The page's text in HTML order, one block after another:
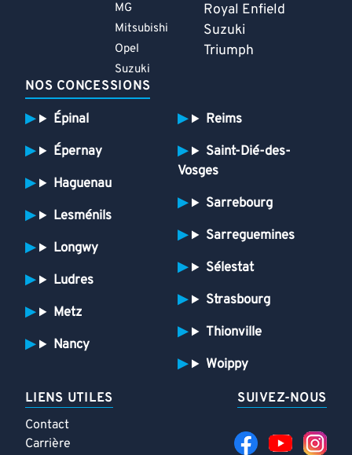
MG
Mitsubishi
Opel
Suzuki
Royal Enfield
Suzuki
Triumph
NOS CONCESSIONS
Épinal
Épernay
Haguenau
Lesménils
Longwy
Ludres
Metz
Nancy
Reims
Saint-Dié-des-
Vosges
Sarrebourg
Sarreguemines
Sélestat
Strasbourg
Thionville
Woippy
LIENS UTILES
Contact
Carrière
SUIVEZ-NOUS